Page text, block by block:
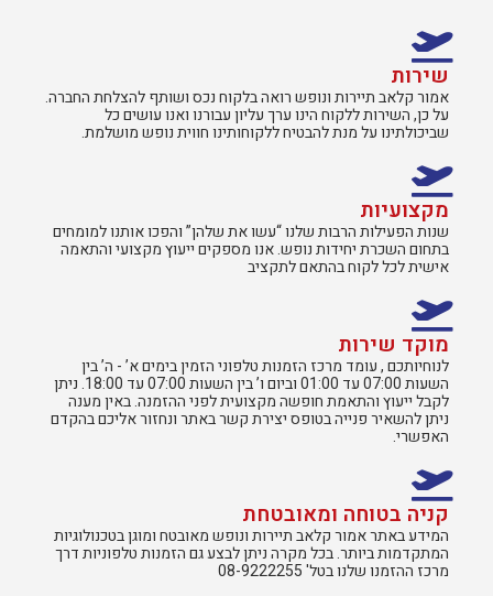
שירות
אמור קלאב תיירות ונופש רואה בלקוח נכס ושותף להצלחת החברה.
על כן, השירות ללקוח הינו ערך עליון עבורנו ואנו עושים כל
שביכולתינו על מנת להבטיח ללקוחותינו חווית נופש מושלמת.
מקצועיות
שנות הפעילות הרבות שלנו “עשו את שלהן” והפכו אותנו למומחים
בתחום השכרת יחידות נופש. אנו מספקים ייעוץ מקצועי והתאמה
אישית לכל לקוח בהתאם לתקציב
מוקד שירות
לנוחיותכם , עומד מרכז הזמנות טלפוני הזמין בימים א’ - ה’ בין
השעות 07:00 עד 01:00 וביום ו’ בין השעות 07:00 עד 18:00. ניתן
לקבל ייעוץ והתאמת חופשה מקצועית לפני ההזמנה. באין מענה
ניתן להשאיר פנייה בטופס יצירת קשר באתר ונחזור אליכם בהקדם
האפשרי.
קניה בטוחה ומאובטחת
המידע באתר אמור קלאב תיירות ונופש מאובטח ומוגן בטכנולוגיות
המתקדמות ביותר. בכל מקרה ניתן לבצע גם הזמנות טלפוניות דרך
מרכז ההזמנו שלנו בטל' 08-9222255